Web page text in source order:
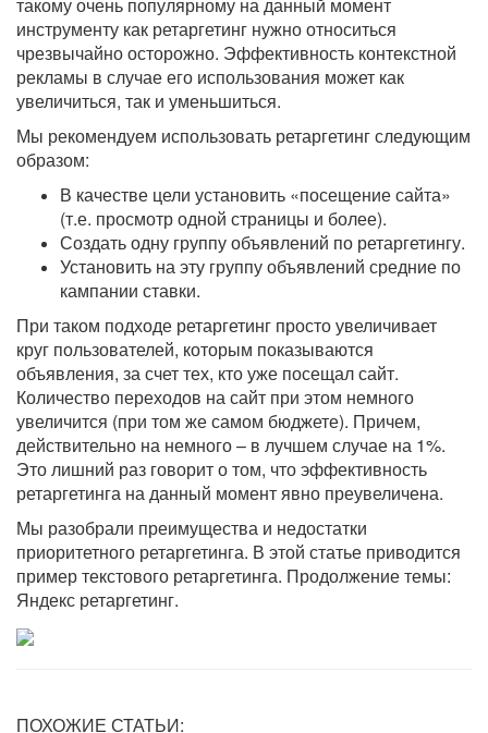
инструменту как ретаргетинг нужно относиться
чрезвычайно осторожно. Эффективность контекстной
рекламы в случае его использования может как
увеличиться, так и уменьшиться.
Мы рекомендуем использовать ретаргетинг следующим
образом:
В качестве цели установить «посещение сайта»
(т.е. просмотр одной страницы и более).
Создать одну группу объявлений по ретаргетингу.
Установить на эту группу объявлений средние по
кампании ставки.
При таком подходе ретаргетинг просто увеличивает
круг пользователей, которым показываются
объявления, за счет тех, кто уже посещал сайт.
Количество переходов на сайт при этом немного
увеличится (при том же самом бюджете). Причем,
действительно на немного – в лучшем случае на 1%.
Это лишний раз говорит о том, что эффективность
ретаргетинга на данный момент явно преувеличена.
Мы разобрали преимущества и недостатки
приоритетного ретаргетинга. В этой статье приводится
пример текстового ретаргетинга. Продолжение темы:
Яндекс ретаргетинг.
ПОХОЖИЕ СТАТЬИ: